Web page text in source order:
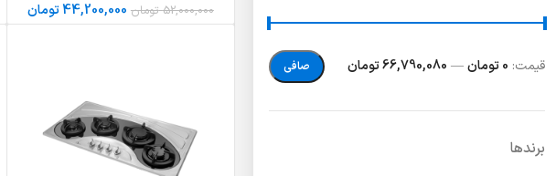
صافی قيمت: 0 تومان — 66,790,080 تومان
برندها
52,000,000 تومان 44,200,000تومان